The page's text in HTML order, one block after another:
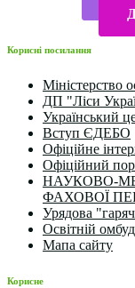
Корисні посилання
Міністерство
ДП "Ліси
Український
Вступ ЄДЕБО
Офіційне
Офіційний
НАУКОВО-
ФАХОВОЇ
Урядова
Освітній
Мапа сайту
Корисне